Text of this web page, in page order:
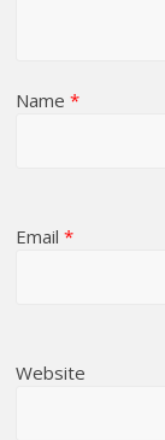
Name*
Email*
Website